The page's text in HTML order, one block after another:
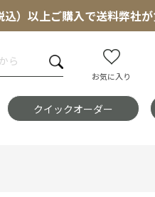
）以上ご購入で送料弊社が
お気に入り
クイックオーダー